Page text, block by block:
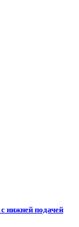
с нижней подачей